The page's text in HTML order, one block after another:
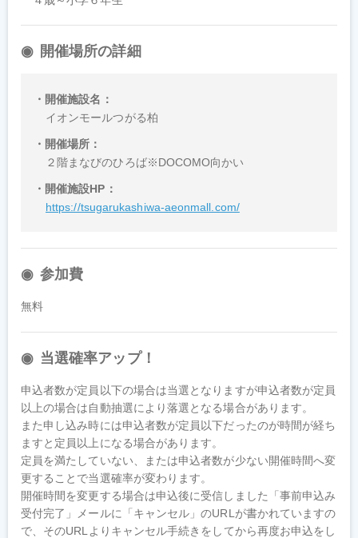
開催場所の詳細
開催施設名
イオンモールつがる柏
開催場所
２階まなびのひろば※DOCOMO向かい
開催施設HP
https://tsugarukashiwa-aeonmall.com/
参加費
無料
当選確率アップ！
申込者数が定員以下の場合は当選となりますが申込者数が定員
以上の場合は自動抽選により落選となる場合があります。
また申し込み時には申込者数が定員以下だったのが時間が経ち
ますと定員以上になる場合があります。
定員を満たしていない、または申込者数が少ない開催時間へ変
更することで当選確率が変わります。
開催時間を変更する場合は申込後に受信しました「事前申込み
受付完了」メールに「キャンセル」のURLが書かれていますの
で、そのURLよりキャンセル手続きをしてから再度お申込をし